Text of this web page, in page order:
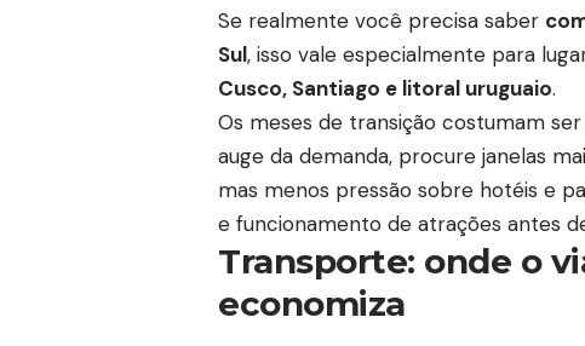
Se realmente você precisa saber
Sul, isso vale especialmente para
Cusco, Santiago e litoral uruguaio.
Os meses de transição costumam
auge da demanda, procure janelas
mas menos pressão sobre hotéis e
e funcionamento de atrações antes
Transporte: onde o
economiza